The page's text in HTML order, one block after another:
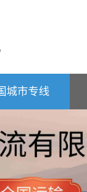
城市专线